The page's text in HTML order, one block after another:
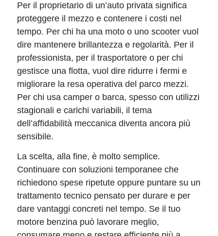
Per il proprietario di un’auto privata significa
proteggere il mezzo e contenere i costi nel
tempo. Per chi ha una moto o uno scooter vuol
dire mantenere brillantezza e regolarità. Per il
professionista, per il trasportatore o per chi
gestisce una flotta, vuol dire ridurre i fermi e
migliorare la resa operativa del parco mezzi.
Per chi usa camper o barca, spesso con utilizzi
stagionali e carichi variabili, il tema
dell’affidabilità meccanica diventa ancora più
sensibile.
La scelta, alla fine, è molto semplice.
Continuare con soluzioni temporanee che
richiedono spese ripetute oppure puntare su un
trattamento tecnico pensato per durare e per
dare vantaggi concreti nel tempo. Se il tuo
motore benzina può lavorare meglio,